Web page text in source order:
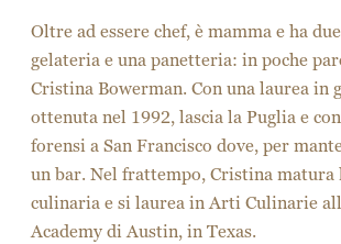
Oltre ad essere chef, è mamma e ha
gelateria e una panetteria: in poche
Cristina Bowerman. Con una laurea in
ottenuta nel 1992, lascia la Puglia e
forensi a San Francisco dove, per
un bar. Nel frattempo, Cristina matura
culinaria e si laurea in Arti Culinarie
Academy di Austin, in Texas.